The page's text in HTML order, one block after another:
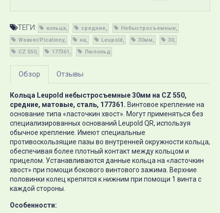
ТЕГИ: кольца средние
Небыстросъемные
Weaver/Picatinny
на Leupold 30мм
30
CZ 550
177361 Люпольд
Обзор Отзывы
Кольца Leupold небыстросъемные 30мм на CZ 550,
средние, матовые, сталь, 177361. Винтовое крепление на
основание типа «ласточкин хвост». Могут применяться без
специализированных оснований Leupold QR, используя
обычное крепление. Имеют специальные
противоскользящие пазы во внутренней окружности кольца,
обеспечивая более плотный контакт между кольцом и
прицелом. Устанавливаются данные кольца на «ласточкин
хвост» при помощи бокового винтового зажима. Верхние
половинки колец крепятся к нижним при помощи 1 винта с
каждой стороны.
Особенности: